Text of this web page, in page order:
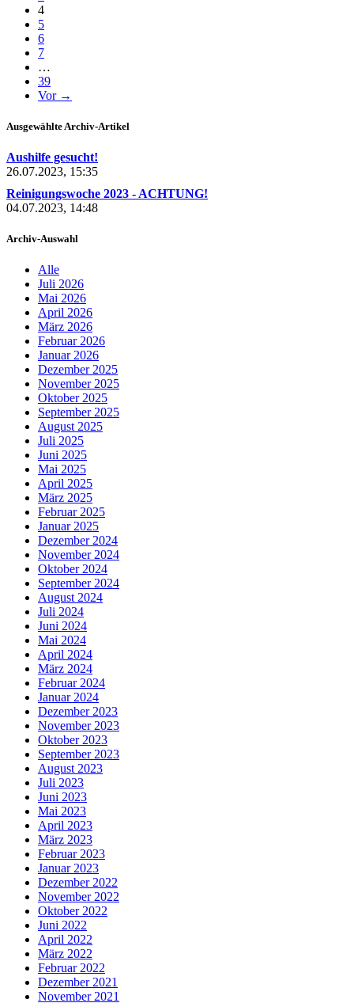
4(aktuell)
5
6
7
…
39
Vor →
Ausgewählte Archiv-Artikel
Aushilfe gesucht!
26.07.2023, 15:35
Reinigungswoche 2023 - ACHTUNG!
04.07.2023, 14:48
Archiv-Auswahl
Alle
Juli 2026
Mai 2026
April 2026
März 2026
Februar 2026
Januar 2026
Dezember 2025
November 2025
Oktober 2025
September 2025
August 2025
Juli 2025
Juni 2025
Mai 2025
April 2025
März 2025
Februar 2025
Januar 2025
Dezember 2024
November 2024
Oktober 2024
September 2024
August 2024
Juli 2024
Juni 2024
Mai 2024
April 2024
März 2024
Februar 2024
Januar 2024
Dezember 2023
November 2023
Oktober 2023
September 2023
August 2023
Juli 2023
Juni 2023
Mai 2023
April 2023
März 2023
Februar 2023
Januar 2023
Dezember 2022
November 2022
Oktober 2022
Juni 2022
April 2022
März 2022
Februar 2022
Dezember 2021
November 2021